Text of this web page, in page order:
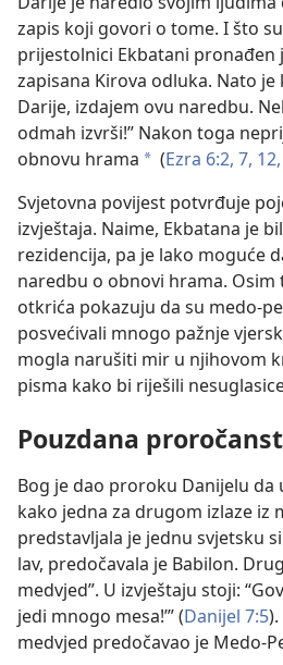
zapis koji govori o tome. I što
prijestolnici Ekbatani pronađen
zapisana Kirova odluka. Nato je
Darije, izdajem ovu naredbu.
odmah izvrši!” Nakon toga
obnovu hrama * (Ezra 6:2, 7,
Svjetovna povijest potvrđuje
izvještaja. Naime, Ekbatana je
rezidencija, pa je lako moguće
naredbu o obnovi hrama. Osim
otkrića pokazuju da su medo-
posvećivali mnogo pažnje
mogla narušiti mir u njihovom
pisma kako bi riješili
Pouzdana
Bog je dao proroku Danijelu da
kako jedna za drugom izlaze iz
predstavljala je jednu svjetsku
lav, predočavala je Babilon.
medvjed”. U izvještaju stoji:
jedi mnogo mesa!’” (Danijel 7:5
medvjed predočavao je Medo-